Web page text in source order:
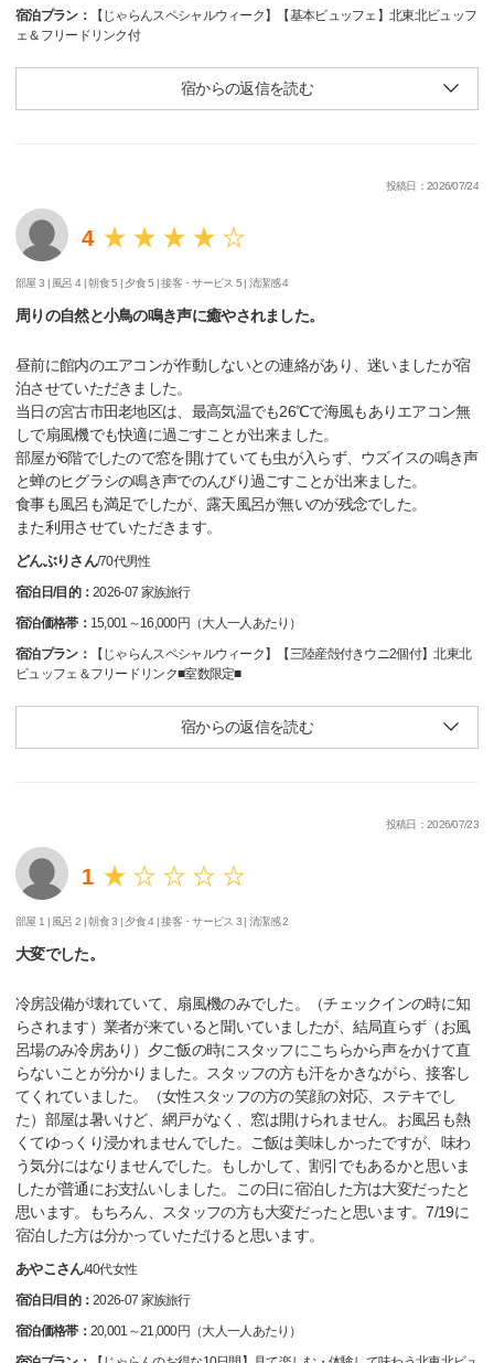
宿泊プラン：
【じゃらんスペシャルウィーク】【基本ビュッフェ】北東北ビュッフ
ェ＆フリードリンク付
宿からの返信を読む
投稿日：2026/07/24
4
部屋 3 | 風呂 4 |朝食 5 | 夕食 5 |接客・サービス 5 |清潔感 4
周りの自然と小鳥の鳴き声に癒やされました。
昼前に館内のエアコンが作動しないとの連絡があり、迷いましたが宿
泊させていただきました。
当日の宮古市田老地区は、最高気温でも26℃で海風もありエアコン無
しで扇風機でも快適に過ごすことが出来ました。
部屋が6階でしたので窓を開けていても虫が入らず、ウズイスの鳴き声
と蝉のヒグラシの鳴き声でのんびり過ごすことが出来ました。
食事も風呂も満足でしたが、露天風呂が無いのが残念でした。
また利用させていただきます。
どんぶりさん/70代男性
宿泊日/目的：2026-07 家族旅行
宿泊価格帯： 15,001～16,000円（大人一人あたり）
宿泊プラン：
【じゃらんスペシャルウィーク】【三陸産殻付きウニ2個付】北東北
ビュッフェ＆フリードリンク■室数限定■
宿からの返信を読む
投稿日：2026/07/23
1
部屋 1 | 風呂 2 |朝食 3 | 夕食 4 |接客・サービス 3 |清潔感 2
大変でした。
冷房設備が壊れていて、扇風機のみでした。（チェックインの時に知
らされます）業者が来ていると聞いていましたが、結局直らず（お風
呂場のみ冷房あり）夕ご飯の時にスタッフにこちらから声をかけて直
らないことが分かりました。スタッフの方も汗をかきながら、接客し
てくれていました。（女性スタッフの方の笑顔の対応、ステキでし
た）部屋は暑いけど、網戸がなく、窓は開けられません。お風呂も熱
くてゆっくり浸かれませんでした。ご飯は美味しかったですが、味わ
う気分にはなりませんでした。もしかして、割引でもあるかと思いま
したが普通にお支払いしました。この日に宿泊した方は大変だったと
思います。もちろん、スタッフの方も大変だったと思います。7/19に
宿泊した方は分かっていただけると思います。
あやこさん/40代女性
宿泊日/目的：2026-07 家族旅行
宿泊価格帯： 20,001～21,000円（大人一人あたり）